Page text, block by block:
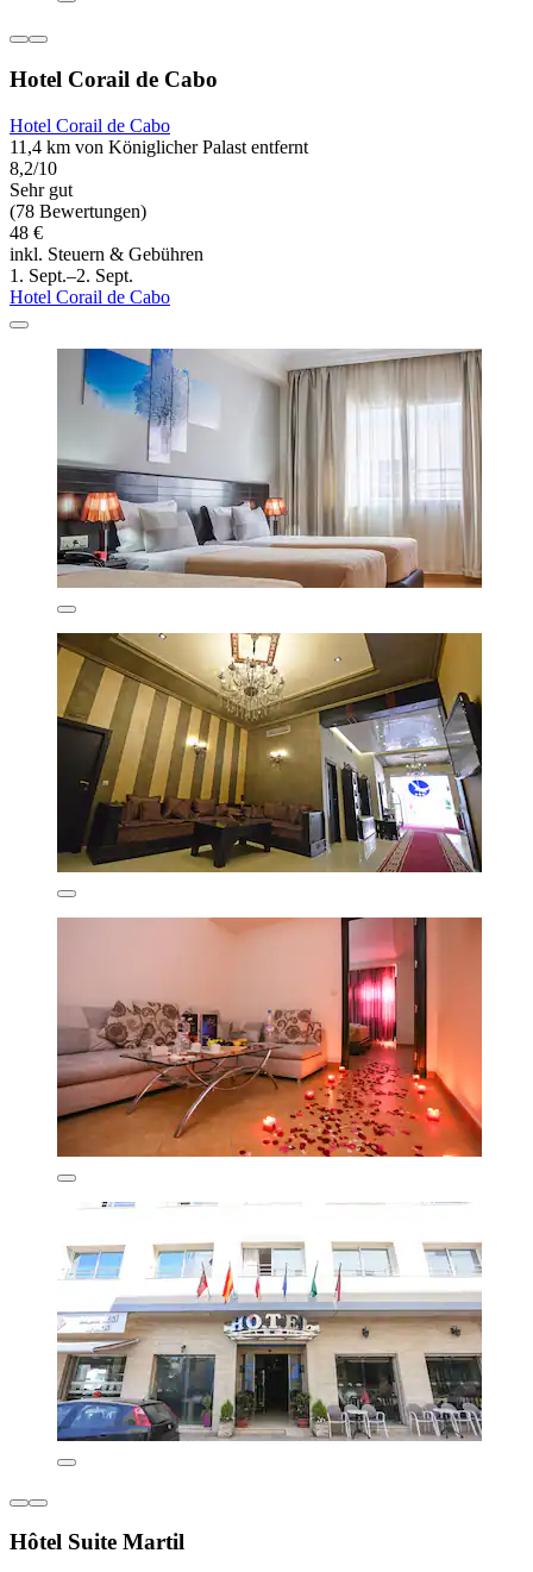
Hotel Corail de Cabo
Hotel Corail de Cabo
11,4 km von Königlicher Palast entfernt
8,2/10
Sehr gut
(78 Bewertungen)
48 €
inkl. Steuern & Gebühren
1. Sept.–2. Sept.
Hotel Corail de Cabo
Hôtel Suite Martil